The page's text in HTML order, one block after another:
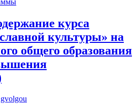
курса
культуры» на
общего образования
gvolgou